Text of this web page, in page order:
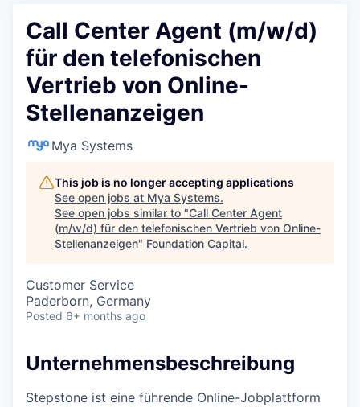
Call Center Agent (m/w/d)
für den telefonischen
Vertrieb von Online-
Stellenanzeigen
Mya Systems
This job is no longer accepting applications
See open jobs at Mya Systems.
See open jobs similar to "Call Center Agent
(m/w/d) für den telefonischen Vertrieb von Online-
Stellenanzeigen" Foundation Capital.
Customer Service
Paderborn, Germany
Posted 6+ months ago
Unternehmensbeschreibung
Stepstone ist eine führende Online-Jobplattform